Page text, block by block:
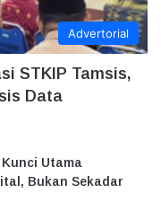
Advertorial
STKIP Tamsis,
Data
Utama
Bukan Sekadar